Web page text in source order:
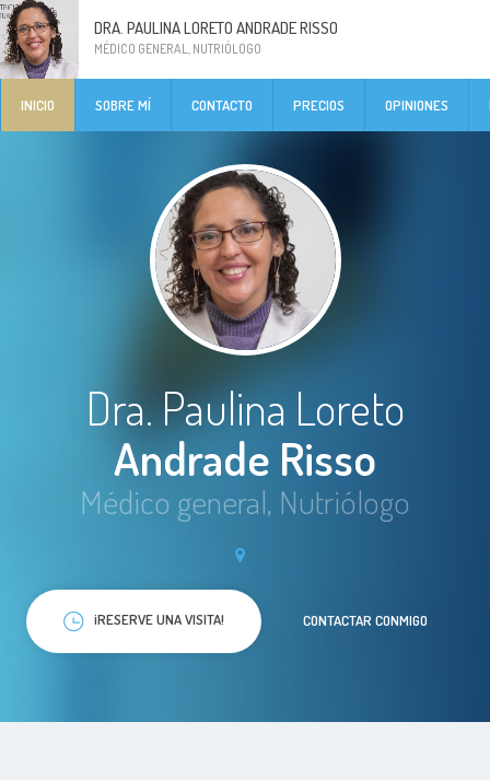
DRA. PAULINA LORETO ANDRADE RISSO
MÉDICO GENERAL, NUTRIÓLOGO
INICIO SOBRE MÍ CONTACTO PRECIOS OPINIONES
Dra. Paulina Loreto
Andrade Risso
Médico general, Nutriólogo
¡RESERVE UNA VISITA! CONTACTAR CONMIGO